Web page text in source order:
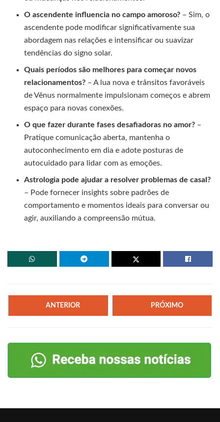
O ascendente influencia no campo amoroso? – Sim, o
ascendente pode modificar significativamente sua
abordagem nas relações e intensificar ou suavizar
tendências do signo solar.
Quais períodos são melhores para começar novos
relacionamentos? – A lua nova e trânsitos favoráveis
de Vênus normalmente impulsionam começos e abrem
espaço para novas conexões.
O que fazer durante fases desafiadoras no amor? –
Pratique comunicação aberta, mantenha o
autoconhecimento em dia e adote posturas de
autocuidado para lidar com as emoções.
Astrologia pode ajudar a resolver problemas de casal?
– Pode fornecer insights sobre padrões de
comportamento e momentos ideais para conversar ou
agir, auxiliando a compreensão mútua.
ANTERIOR PRÓXIMO